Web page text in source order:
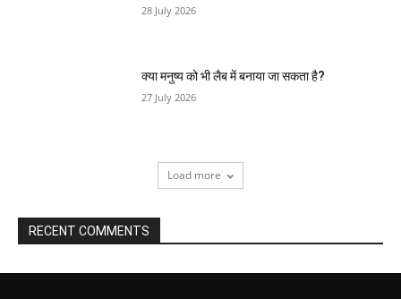
28 July 2026
क्या मनुष्य को भी लैब में बनाया जा सकता है?
27 July 2026
Load more
RECENT COMMENTS